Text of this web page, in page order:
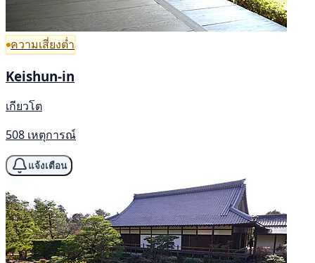
ความเสี่ยงต่ำ
Keishun-in
เกียวโต
508 เหตุการณ์
แจ้งเตือน